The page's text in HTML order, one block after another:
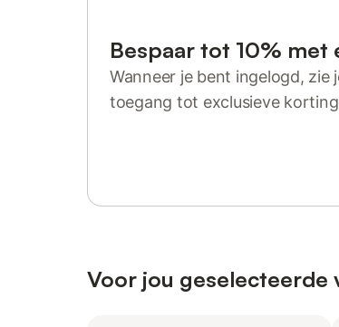
Bespaar tot 10% met
Wanneer je bent ingelogd, zie
toegang tot exclusieve
Voor jou geselecteerde